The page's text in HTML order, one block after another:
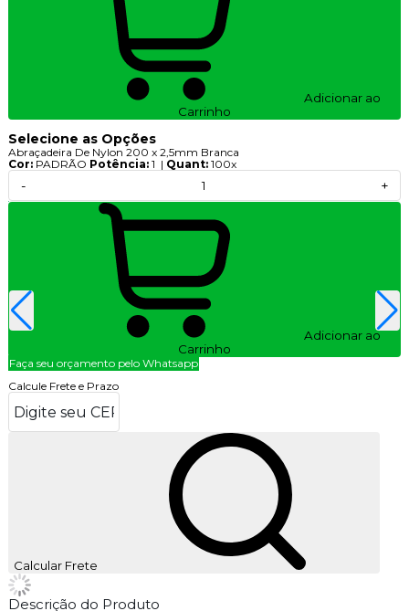
Adicionar ao
Carrinho
Selecione as Opções
Abraçadeira De Nylon 200 x 2,5mm Branca
Cor:PADRÃO Potência:1 | Quant:100x
- +
Adicionar ao
Carrinho
Faça seu orçamento pelo Whatsapp
Calcule Frete e Prazo
Calcular Frete
Descrição do Produto